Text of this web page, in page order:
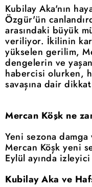
Kubilay Aka'nın
Özgür'ün
arasındaki büyük
veriliyor. İkilinin
yükselen gerilim,
dengelerin ve
habercisi olurken,
savaşına dair
Mercan Köşk ne
Yeni sezona
Mercan Köşk yeni
Eylül ayında izleyici
Kubilay Aka ve